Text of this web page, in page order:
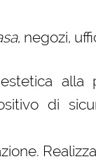
, negozi,
alla
di